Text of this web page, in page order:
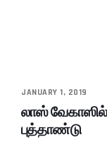
JANUARY 1, 2019
லாஸ்
புத்தாண்டு